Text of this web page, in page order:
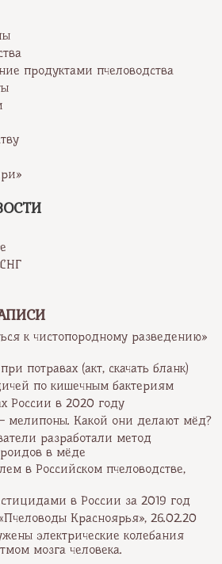
продуктами пчеловодства
к чистопородному разведению»
потравах (акт, скачать бланк)
по кишечным бактериям
России в 2020 году
мелипоны. Какой они делают мёд?
разработали метод
в мёде
в Российском пчеловодстве,
в России за 2019 год
Красноярья», 26.02.20
электрические колебания
мозга человека.